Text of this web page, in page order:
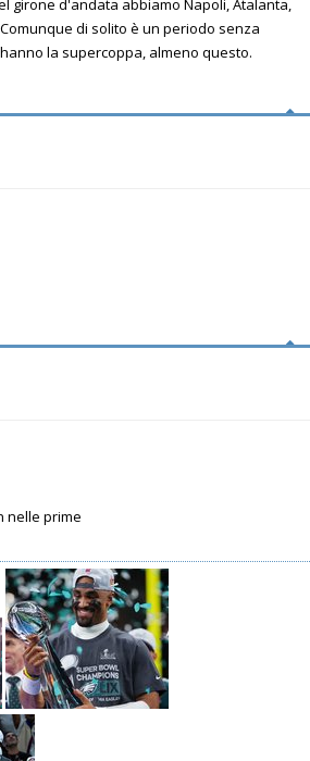
di solito è un periodo senza
la supercoppa, almeno questo.
nelle prime